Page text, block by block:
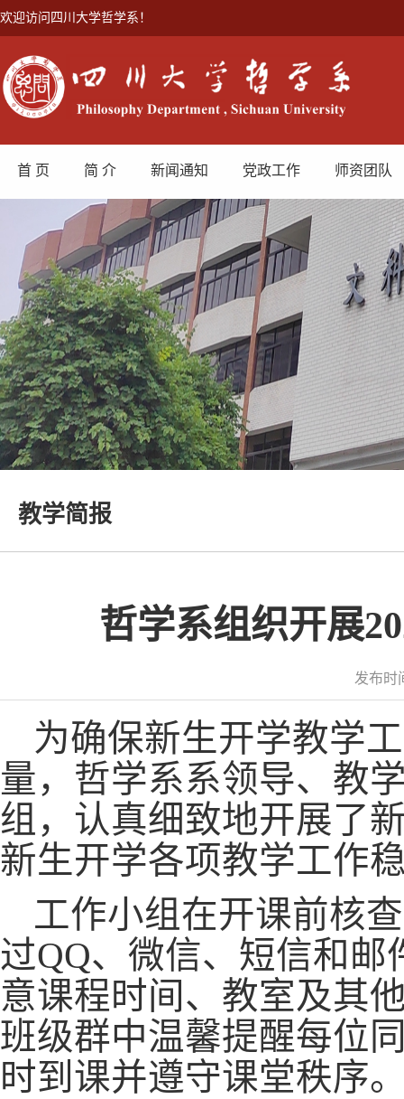
欢迎访问四川大学哲学系！
首 页 简 介 新闻通知 党政工作 师资团队
教学简报
哲学系组织开展
发布
为确保新生开学教学
量，哲学系系领导、教
组，认真细致地开展了
新生开学各项教学工作
工作小组在开课前核
过QQ、微信、短信和
意课程时间、教室及其
班级群中温馨提醒每位
时到课并遵守课堂秩序